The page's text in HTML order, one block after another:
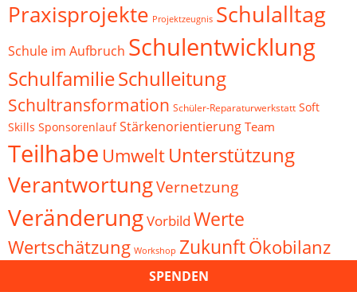
Praxisprojekte Projektzeugnis Schulalltag
Schule im Aufbruch Schulentwicklung
SchulfamilieSchulleitung
Schultransformation Schüler-Reparaturwerkstatt Soft
Skills Sponsorenlauf Stärkenorientierung Team
Teilhabe Umwelt Unterstützung
VerantwortungVernetzung
VeränderungVorbild Werte
Wertschätzung Workshop ZukunftÖkobilanz
SPENDEN